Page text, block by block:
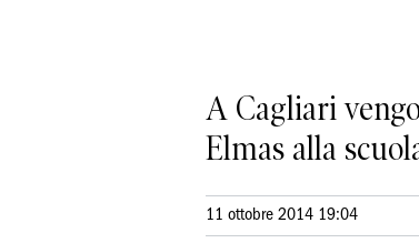
A Cagliari
Elmas alla
11 ottobre 2014 19:04